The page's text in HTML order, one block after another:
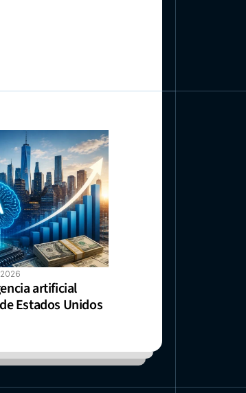
artificial
Estados Unidos